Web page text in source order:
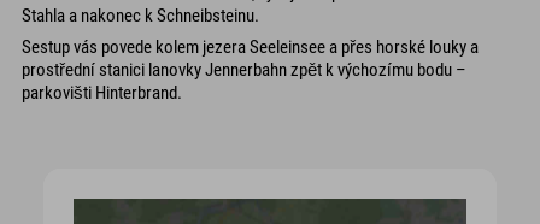
Stahla a nakonec k Schneibsteinu.
Sestup vás povede kolem jezera Seeleinsee a přes horské louky a
prostřední stanici lanovky Jennerbahn zpět k výchozímu bodu –
parkovišti Hinterbrand.